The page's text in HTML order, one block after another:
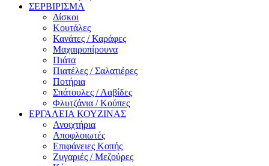
ΣΕΡΒΙΡΙΣΜΑ
Δίσκοι
Κουτάλες
Κανάτες / Καράφες
Μαχαιροπίρουνα
Πιάτα
Πιατέλες / Σαλατιέρες
Ποτήρια
Σπάτουλες / Λαβίδες
Φλυτζάνια / Κούπες
ΕΡΓΑΛΕΙΑ ΚΟΥΖΙΝΑΣ
Ανοιχτήρια
Αποφλοιωτές
Επιφάνειες Κοπής
Ζυγαριές / Μεζούρες